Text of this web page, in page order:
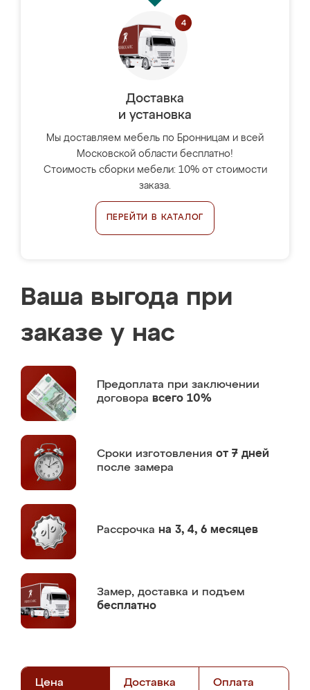
Доставка
и установка
Мы доставляем мебель по Бронницам и всей
Московской области бесплатно!
Стоимость сборки мебели: 10% от стоимости
заказа.
ПЕРЕЙТИ В КАТАЛОГ
Ваша выгода при
заказе у нас
Предоплата при заключении
договора всего 10%
Сроки изготовления от 7 дней
после замера
Рассрочка на 3, 4, 6 месяцев
Замер, доставка и подъем
бесплатно
Цена Доставка Оплата